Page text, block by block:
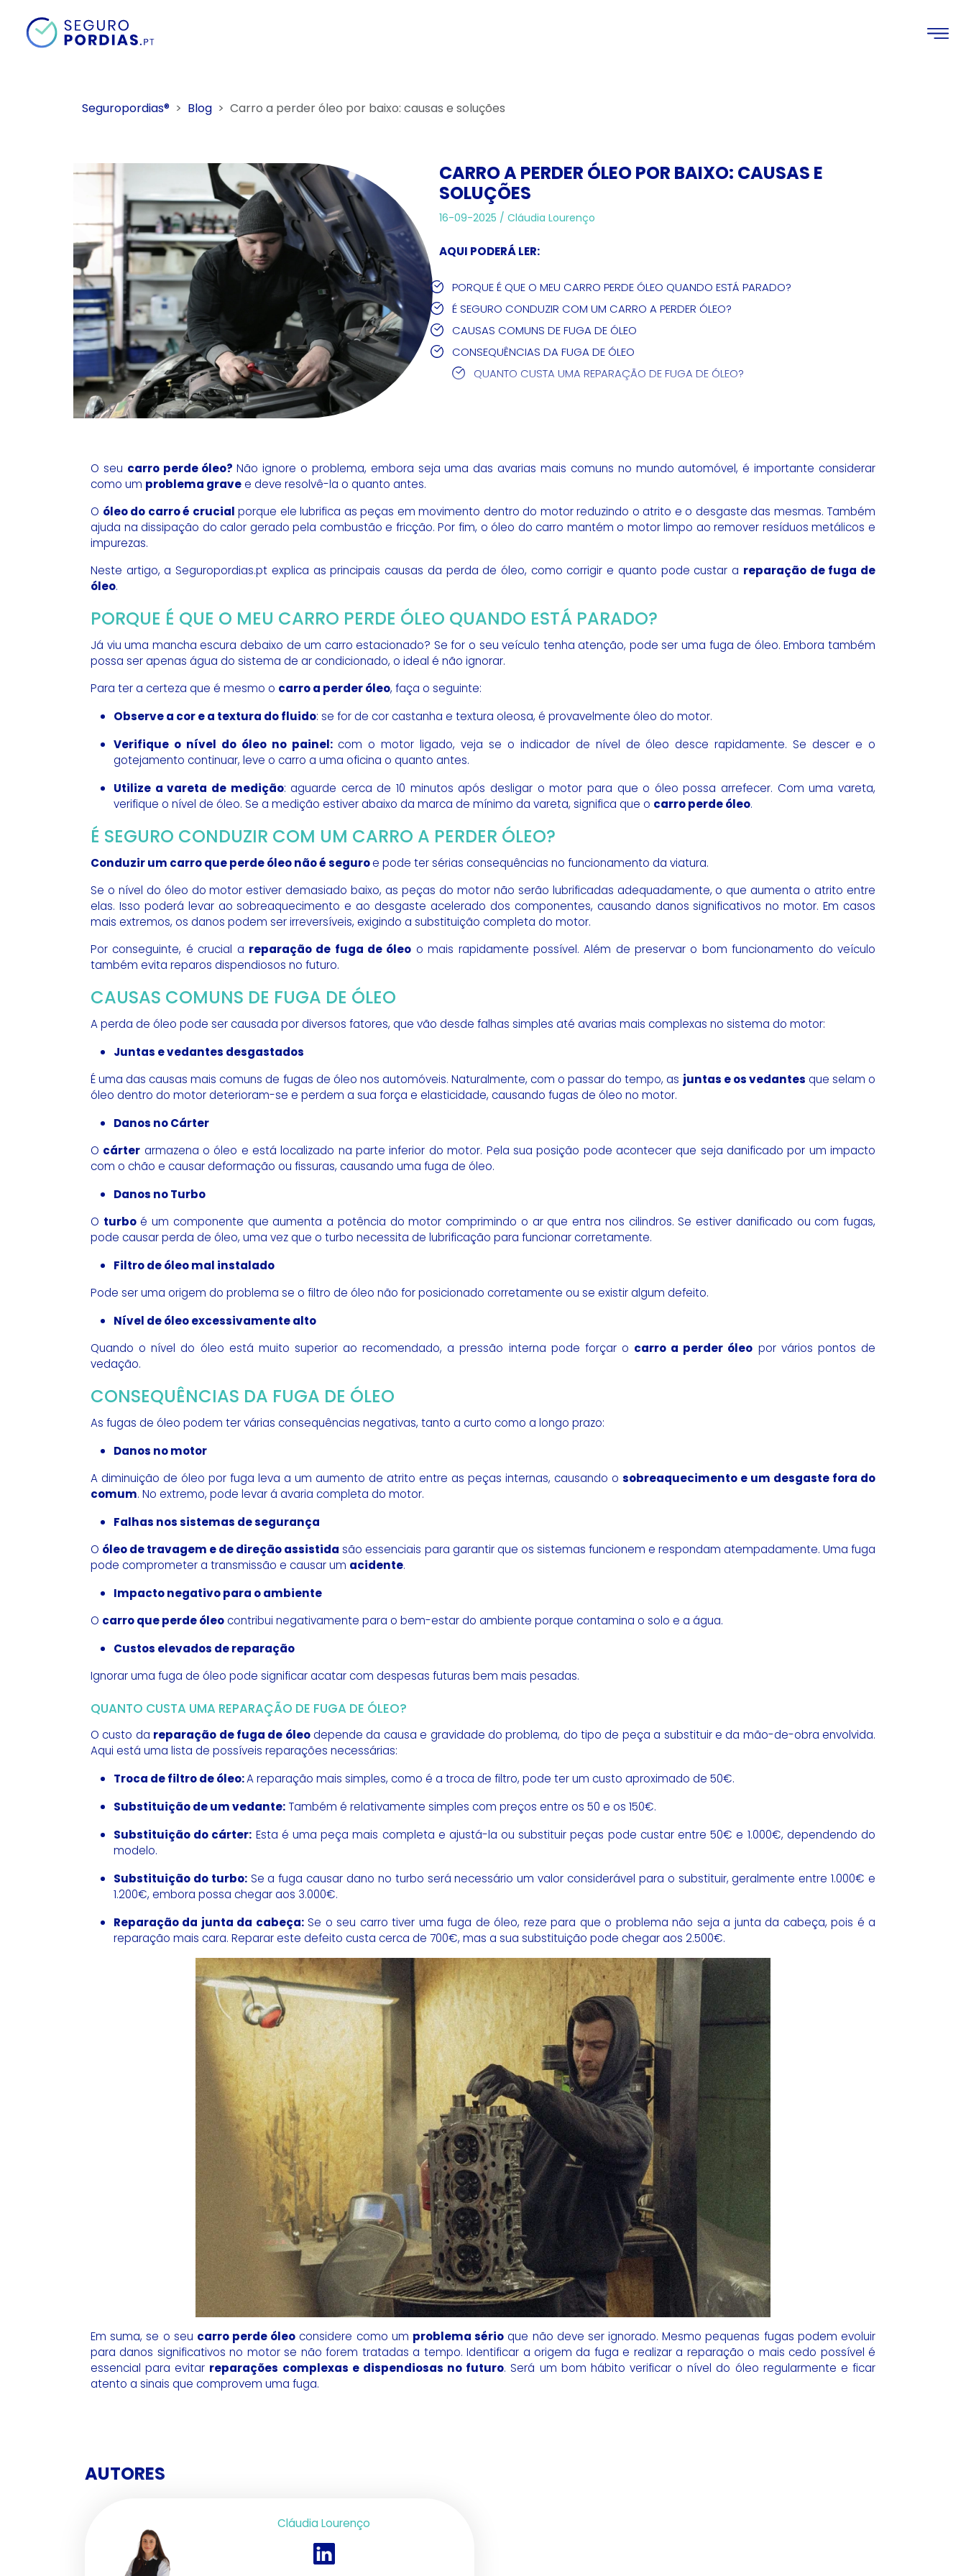
Seguropordias® Blog Carro a perder óleo por baixo: causas e soluções
CARRO A PERDER ÓLEO POR BAIXO: CAUSAS E
SOLUÇÕES
16-09-2025 / Cláudia Lourenço
AQUI PODERÁ LER:
PORQUE É QUE O MEU CARRO PERDE ÓLEO QUANDO ESTÁ PARADO?
É SEGURO CONDUZIR COM UM CARRO A PERDER ÓLEO?
CAUSAS COMUNS DE FUGA DE ÓLEO
CONSEQUÊNCIAS DA FUGA DE ÓLEO
QUANTO CUSTA UMA REPARAÇÃO DE FUGA DE ÓLEO?
O seu carro perde óleo?Não ignore o problema, embora seja uma das avarias mais comuns no mundo automóvel, é importante considerar
como um problema gravee deve resolvê-la o quanto antes.
O óleo do carro é crucial porque ele lubrifica as peças em movimento dentro do motor reduzindo o atrito e o desgaste das mesmas. Também
ajuda na dissipação do calor gerado pela combustão e fricção. Por fim, o óleo do carro mantém o motor limpo ao remover resíduos metálicos e
impurezas.
Neste artigo, a Seguropordias.pt explica as principais causas da perda de óleo, como corrigir e quanto pode custar a reparação de fuga de
óleo.
PORQUE É QUE O MEU CARRO PERDE ÓLEO QUANDO ESTÁ PARADO?
Já viu uma mancha escura debaixo de um carro estacionado? Se for o seu veículo tenha atenção, pode ser uma fuga de óleo. Embora também
possa ser apenas água do sistema de ar condicionado, o ideal é não ignorar.
Para ter a certeza que é mesmo o carro a perder óleo, faça o seguinte:
Observe a cor e a textura do fluido: se for de cor castanha e textura oleosa, é provavelmente óleo do motor.
Verifique o nível do óleo no painel:com o motor ligado, veja se o indicador de nível de óleo desce rapidamente. Se descer e o
gotejamento continuar, leve o carro a uma oficina o quanto antes.
Utilize a vareta de medição: aguarde cerca de 10 minutos após desligar o motor para que o óleo possa arrefecer. Com uma vareta,
verifique o nível de óleo. Se a medição estiver abaixo da marca de mínimo da vareta, significa que o carro perde óleo.
É SEGURO CONDUZIR COM UM CARRO A PERDER ÓLEO?
Conduzir um carro que perde óleo não é seguroe pode ter sérias consequências no funcionamento da viatura.
Se o nível do óleo do motor estiver demasiado baixo, as peças do motor não serão lubrificadas adequadamente, o que aumenta o atrito entre
elas. Isso poderá levar ao sobreaquecimento e ao desgaste acelerado dos componentes, causando danos significativos no motor. Em casos
mais extremos, os danos podem ser irreversíveis, exigindo a substituição completa do motor.
Por conseguinte, é crucial a reparação de fuga de óleo o mais rapidamente possível. Além de preservar o bom funcionamento do veículo
também evita reparos dispendiosos no futuro.
CAUSAS COMUNS DE FUGA DE ÓLEO
A perda de óleo pode ser causada por diversos fatores, que vão desde falhas simples até avarias mais complexas no sistema do motor:
Juntas e vedantes desgastados
É uma das causas mais comuns de fugas de óleo nos automóveis. Naturalmente, com o passar do tempo, as juntas e os vedantes que selam o
óleo dentro do motor deterioram-se e perdem a sua força e elasticidade, causando fugas de óleo no motor.
Danos no Cárter
O cárter armazena o óleo e está localizado na parte inferior do motor. Pela sua posição pode acontecer que seja danificado por um impacto
com o chão e causar deformação ou fissuras, causando uma fuga de óleo.
Danos no Turbo
O turboé um componente que aumenta a potência do motor comprimindo o ar que entra nos cilindros. Se estiver danificado ou com fugas,
pode causar perda de óleo, uma vez que o turbo necessita de lubrificação para funcionar corretamente.
Filtro de óleo mal instalado
Pode ser uma origem do problema se o filtro de óleo não for posicionado corretamente ou se existir algum defeito.
Nível de óleo excessivamente alto
Quando o nível do óleo está muito superior ao recomendado, a pressão interna pode forçar o carro a perder óleo por vários pontos de
vedação.
CONSEQUÊNCIAS DA FUGA DE ÓLEO
As fugas de óleo podem ter várias consequências negativas, tanto a curto como a longo prazo:
Danos no motor
A diminuição de óleo por fuga leva a um aumento de atrito entre as peças internas, causando o sobreaquecimento e um desgaste fora do
comum. No extremo, pode levar á avaria completa do motor.
Falhas nos sistemas de segurança
O óleo de travagem e de direção assistida são essenciais para garantir que os sistemas funcionem e respondam atempadamente. Uma fuga
pode comprometer a transmissão e causar um acidente.
Impacto negativo para o ambiente
O carro que perde óleocontribui negativamente para o bem-estar do ambiente porque contamina o solo e a água.
Custos elevados de reparação
Ignorar uma fuga de óleo pode significar acatar com despesas futuras bem mais pesadas.
QUANTO CUSTA UMA REPARAÇÃO DE FUGA DE ÓLEO?
O custo da reparação de fuga de óleodepende da causa e gravidade do problema, do tipo de peça a substituir e da mão-de-obra envolvida.
Aqui está uma lista de possíveis reparações necessárias:
Troca de filtro de óleo:A reparação mais simples, como é a troca de filtro, pode ter um custo aproximado de 50€.
Substituição de um vedante: Também é relativamente simples com preços entre os 50 e os 150€.
Substituição do cárter: Esta é uma peça mais completa e ajustá-la ou substituir peças pode custar entre 50€ e 1.000€, dependendo do
modelo.
Substituição do turbo:Se a fuga causar dano no turbo será necessário um valor considerável para o substituir, geralmente entre 1.000€ e
1.200€, embora possa chegar aos 3.000€.
Reparação da junta da cabeça:Se o seu carro tiver uma fuga de óleo, reze para que o problema não seja a junta da cabeça, pois é a
reparação mais cara. Reparar este defeito custa cerca de 700€, mas a sua substituição pode chegar aos 2.500€.
Em suma, se o seu carro perde óleo considere como um problema sério que não deve ser ignorado. Mesmo pequenas fugas podem evoluir
para danos significativos no motor se não forem tratadas a tempo. Identificar a origem da fuga e realizar a reparação o mais cedo possível é
essencial para evitar reparações complexas e dispendiosas no futuro. Será um bom hábito verificar o nível do óleo regularmente e ficar
atento a sinais que comprovem uma fuga.
AUTORES
Cláudia Lourenço